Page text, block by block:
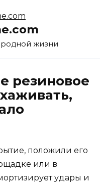
жизни
резиновое
положили его
или в
удары и